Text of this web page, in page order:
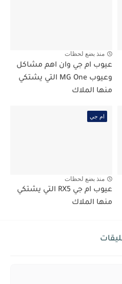
منذ بضع لحظات
عيوب ام جي وان اهم مشاكل
وعيوب MG One التي يشتكي
منها الملاك
ام جي
منذ بضع لحظات
عيوب ام جي RX5 التي يشتكي
منها الملاك